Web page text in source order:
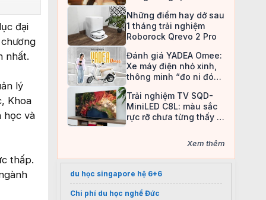
đại
nhất.
lý
Khoa
học và
thấp.
Những điểm hay dở sau
1 tháng trải nghiệm
Roborock Qrevo 2 Pro
Đánh giá YADEA Omee:
Xe máy điện nhỏ xinh,
thông minh “đo ni đóng
Trải nghiệm TV SQD-
MiniLED C8L: màu sắc
rực rỡ chưa từng thấy ở
Xem thêm
du học singapore hệ 6+6
Chi phí du học nghề Đức